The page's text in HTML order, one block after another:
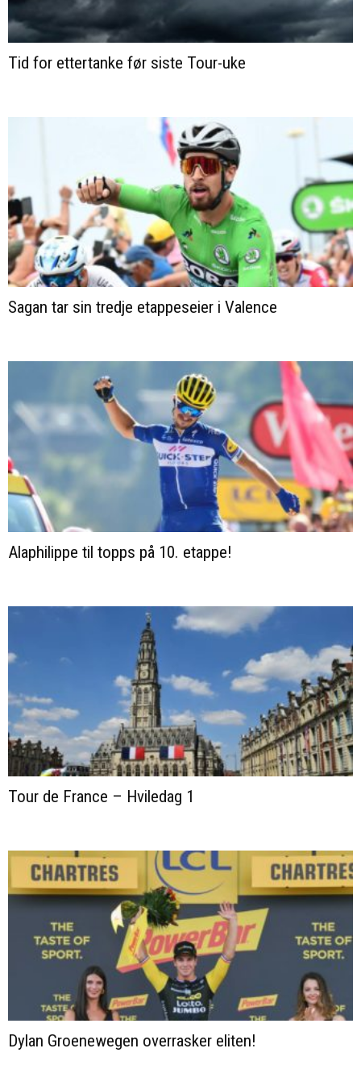
Tid for ettertanke før siste Tour-uke
Sagan tar sin tredje etappeseier i Valence
Alaphilippe til topps på 10. etappe!
Tour de France – Hviledag 1
Dylan Groenewegen overrasker eliten!